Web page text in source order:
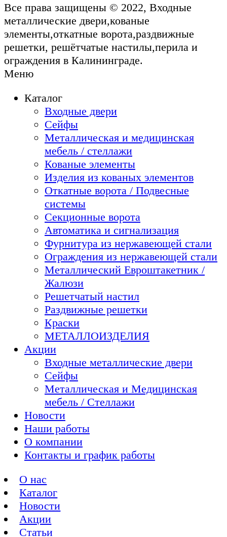
Все права защищены © 2022, Входные
металлические двери,кованые
элементы,откатные ворота,раздвижные
решетки, решётчатые настилы,перила и
ограждения в Калининграде.
Меню
Каталог
Входные двери
Сейфы
Металлическая и медицинская
мебель / стеллажи
Кованые элементы
Изделия из кованых элементов
Откатные ворота / Подвесные
системы
Секционные ворота
Автоматика и сигнализация
Фурнитура из нержавеющей стали
Ограждения из нержавеющей стали
Металлический Евроштакетник /
Жалюзи
Решетчатый настил
Раздвижные решетки
Краски
МЕТАЛЛОИЗДЕЛИЯ
Акции
Входные металлические двери
Сейфы
Металлическая и Медицинская
мебель / Стеллажи
Новости
Наши работы
О компании
Контакты и график работы
О нас
Каталог
Новости
Акции
Статьи